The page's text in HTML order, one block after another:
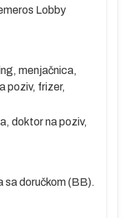
Lobby
menjačnica,
poziv, frizer,
doktor na poziv,
sa doručkom (BB).